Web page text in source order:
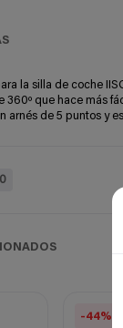
la silla de coche
360º que hace más
arnés de 5 puntos y
0
-44%